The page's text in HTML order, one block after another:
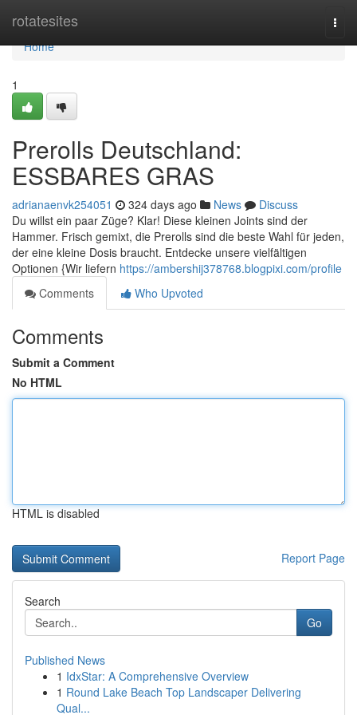
rotatesites
Home
Home
1
Prerolls Deutschland:
ESSBARES GRAS
adrianaenvk254051 324 days ago News
Discuss
Du willst ein paar Züge? Klar! Diese kleinen Joints sind der
Hammer. Frisch gemixt, die Prerolls sind die beste Wahl für jeden,
der eine kleine Dosis braucht. Entdecke unsere vielfältigen
Optionen {Wir liefern https://ambershij378768.blogpixi.com/profile
Comments
Who Upvoted
Comments
Submit a Comment
No HTML
HTML is disabled
Report Page
Search
Go
Published News
1 IdxStar: A Comprehensive Overview
1 Round Lake Beach Top Landscaper Delivering
Qual...